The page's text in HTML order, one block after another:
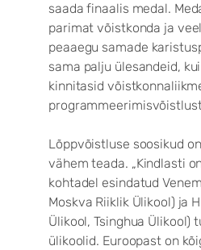
saada finaalis medal.
parimat võistkonda ja
peaaegu samade
sama palju ülesandeid,
kinnitasid
Lõppvõistluse soosikud
vähem teada. „Kindlasti
kohtadel esindatud
Moskva Riiklik Ülikool) ja
Ülikool, Tsinghua Ülikool)
ülikoolid. Euroopast on